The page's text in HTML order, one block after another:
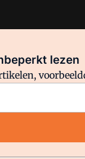
VMN media.
lezen